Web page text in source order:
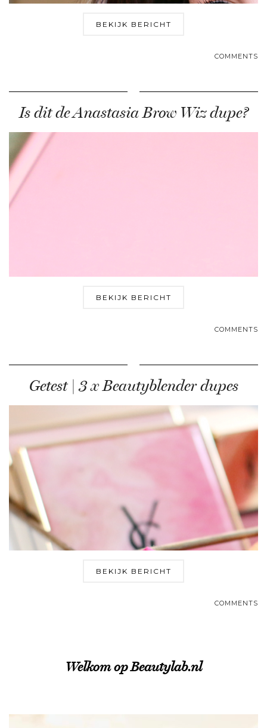
BEKIJK BERICHT
COMMENTS
Is dit de Anastasia Brow Wiz dupe?
BEKIJK BERICHT
COMMENTS
Getest | 3 x Beautyblender dupes
BEKIJK BERICHT
COMMENTS
Welkom op Beautylab.nl